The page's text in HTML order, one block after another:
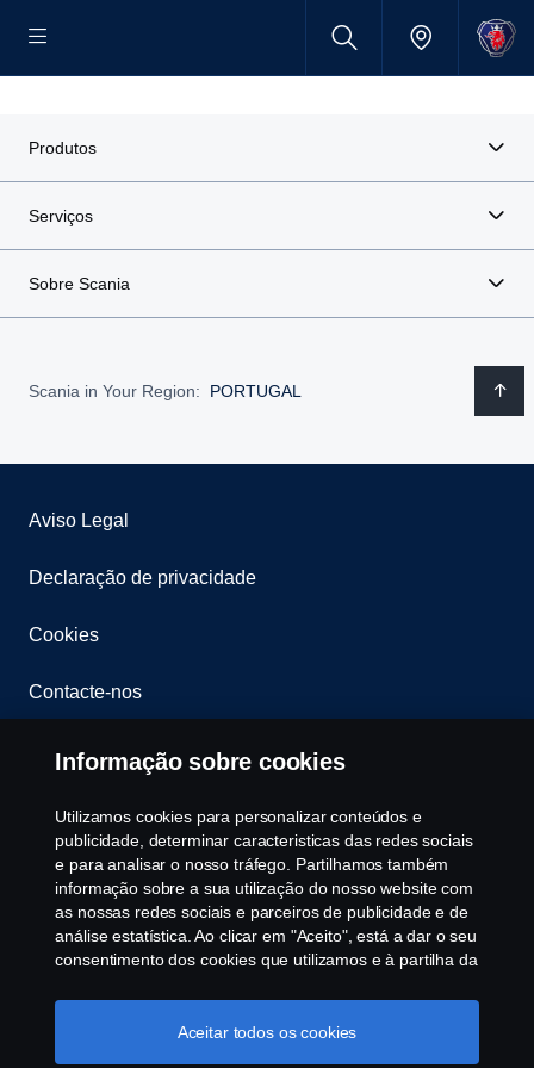
Produtos
Serviços
Sobre Scania
Scania in Your Region: PORTUGAL
Aviso Legal
Declaração de privacidade
Cookies
Contacte-nos
Whistleblowing
Política ambiental
Governance, Risk & Compliance
Cookie Configurações
Informação sobre cookies
Utilizamos cookies para personalizar conteúdos e
publicidade, determinar caracteristicas das redes sociais
e para analisar o nosso tráfego. Partilhamos também
informação sobre a sua utilização do nosso website com
as nossas redes sociais e parceiros de publicidade e de
análise estatística. Ao clicar em "Aceito", está a dar o seu
consentimento dos cookies que utilizamos e à partilha da
utilizamos os cookies, visite a nossa secção de cookies,
ou clique no link em rodapé, ou como gerimos os seus
Aceitar todos os cookies